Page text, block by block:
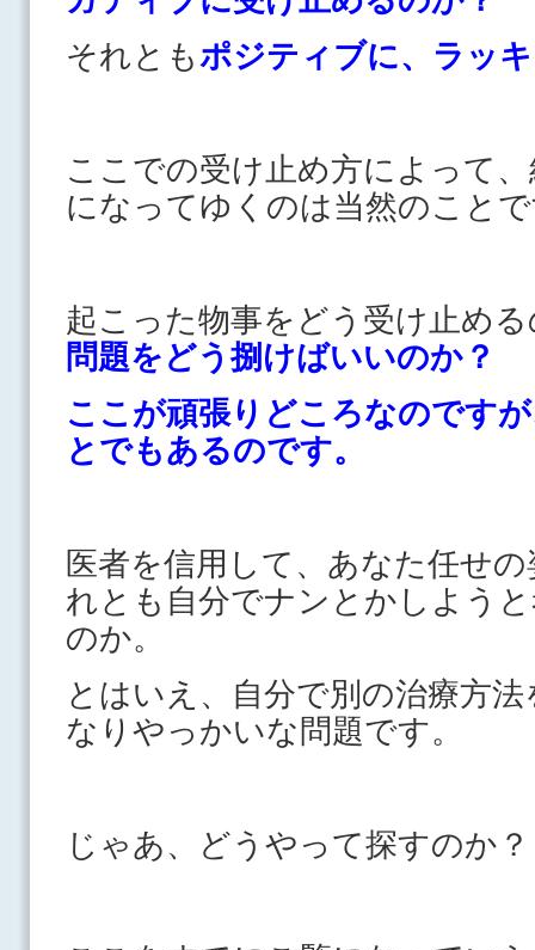
それともポジティブに、ラッ
ここでの受け止め方によって
になってゆくのは当然のこと
起こった物事をどう受け止め
問題をどう捌けばいいのか？
ここが頑張りどころなのです
とでもあるのです。
医者を信用して、あなた任せ
れとも自分でナンとかしよう
のか。
とはいえ、自分で別の治療方
なりやっかいな問題です。
じゃあ、どうやって探すのか？